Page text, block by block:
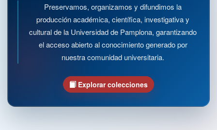
Preservamos, organizamos y difundimos la
producción académica, científica, investigativa y
cultural de la Universidad de Pamplona, garantizando
el acceso abierto al conocimiento generado por
nuestra comunidad universitaria.
Explorar colecciones